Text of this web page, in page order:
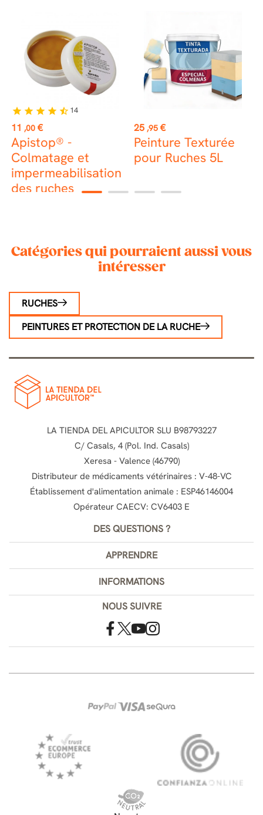
Prix
11 ,00 €
Apistop® -
Colmatage et
impermeabilisation
des ruches
star star star star star_half 14
Prix
25 ,95 €
Peinture Texturée
pour Ruches 5L
1 2 3 4
Catégories qui pourraient aussi vous
intéresser
RUCHES
PEINTURES ET PROTECTION DE LA RUCHE
LA TIENDA DEL APICULTOR SLU B98793227
C/ Casals, 4 (Pol. Ind. Casals)
Xeresa - Valence (46790)
Distributeur de médicaments vétérinaires : V-48-VC
Établissement d'alimentation animale : ESP46146004
Opérateur CAECV: CV6403 E
DES QUESTIONS ?
APPRENDRE
INFORMATIONS
NOUS SUIVRE